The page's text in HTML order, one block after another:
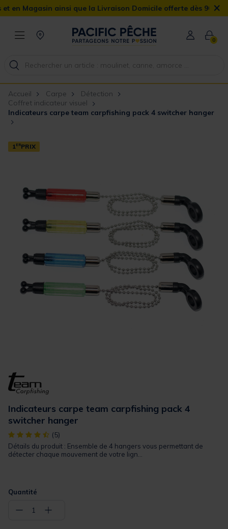
ainsi que la Livraison Domicile offerte dès 90€ ×
0
Accueil Carpe
Détection
Coffret indicateur visuel
Indicateurs carpe team carpfishing pack 4 switcher hanger
1ERPRIX
Indicateurs carpe team carpfishing pack 4
switcher hanger
[object Object] out of 5 Customer Rating
(5)
Détails du produit : Ensemble de 4 hangers vous permettant de
détecter chaque mouvement de votre lign...
Quantité
− 1 +